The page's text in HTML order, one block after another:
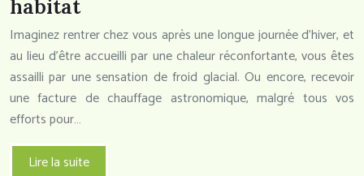
habitat
Imaginez rentrer chez vous après une longue journée d’hiver, et
au lieu d’être accueilli par une chaleur réconfortante, vous êtes
assailli par une sensation de froid glacial. Ou encore, recevoir
une facture de chauffage astronomique, malgré tous vos
efforts pour…
Lire la suite